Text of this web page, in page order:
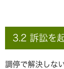
3.2 訴訟を
調停で解決しな